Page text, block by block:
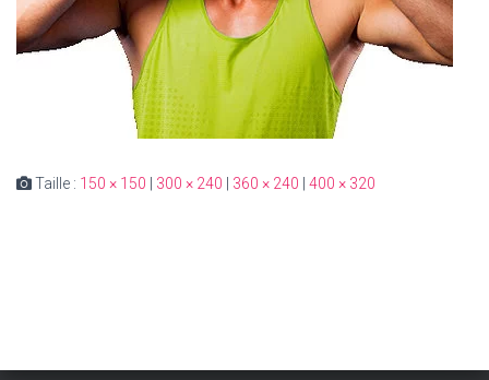
Taille : 150 × 150 300 × 240 360 × 240 400 × 320